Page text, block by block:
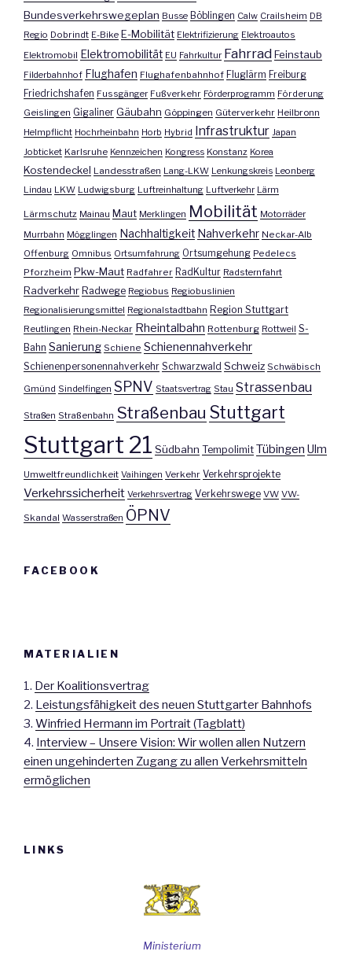
Bundesverkehrswegeplan Busse Böblingen Calw Crailsheim DB
Regio Dobrindt E-Bike E-Mobilität Elektrifizierung Elektroautos
Elektromobil Elektromobilität EU Fahrkultur FahrradFeinstaub
Filderbahnhof Flughafen Flughafenbahnhof Fluglärm Freiburg
Friedrichshafen Fussgänger Fußverkehr Förderprogramm Förderung
Geislingen Gigaliner Gäubahn Göppingen Güterverkehr Heilbronn
Helmpflicht Hochrheinbahn Horb Hybrid Infrastruktur Japan
Jobticket Karlsruhe Kennzeichen Kongress Konstanz Korea
Kostendeckel Landesstraßen Lang-LKW Lenkungskreis Leonberg
Lindau LKW Ludwigsburg Luftreinhaltung Luftverkehr Lärm
Lärmschutz Mainau Maut Merklingen Mobilität Motorräder
Murrbahn Mögglingen Nachhaltigkeit Nahverkehr Neckar-Alb
Offenburg Omnibus Ortsumfahrung Ortsumgehung Pedelecs
Pforzheim Pkw-Maut Radfahrer RadKultur Radsternfahrt
Radverkehr Radwege Regiobus Regiobuslinien
Regionalisierungsmittel Regionalstadtbahn Region Stuttgart
Reutlingen Rhein-Neckar Rheintalbahn Rottenburg Rottweil S-
Bahn Sanierung Schiene Schienennahverkehr
Schienenpersonennahverkehr Schwarzwald Schweiz Schwäbisch
Gmünd Sindelfingen SPNV Staatsvertrag Stau Strassenbau
Straßen Straßenbahn Straßenbau Stuttgart
Stuttgart 21 Südbahn Tempolimit Tübingen Ulm
Umweltfreundlichkeit Vaihingen Verkehr Verkehrsprojekte
Verkehrssicherheit Verkehrsvertrag Verkehrswege VW VW-
Skandal Wasserstraßen ÖPNV
FACEBOOK
MATERIALIEN
1. Der Koalitionsvertrag
2. Leistungsfähigkeit des neuen Stuttgarter Bahnhofs
3. Winfried Hermann im Portrait (Tagblatt)
4. Interview – Unsere Vision: Wir wollen allen Nutzern
einen ungehinderten Zugang zu allen Verkehrsmitteln
ermöglichen
LINKS
Ministerium